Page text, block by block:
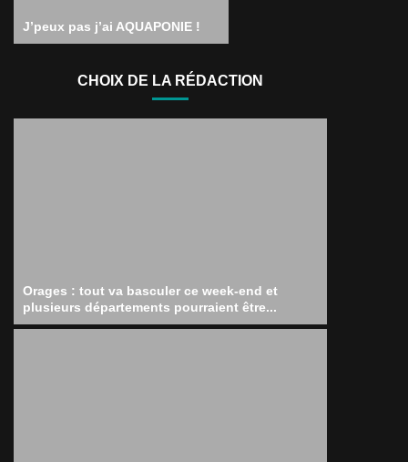
J’peux pas j’ai AQUAPONIE !
CHOIX DE LA RÉDACTION
Orages : tout va basculer ce week-end et
plusieurs départements pourraient être...